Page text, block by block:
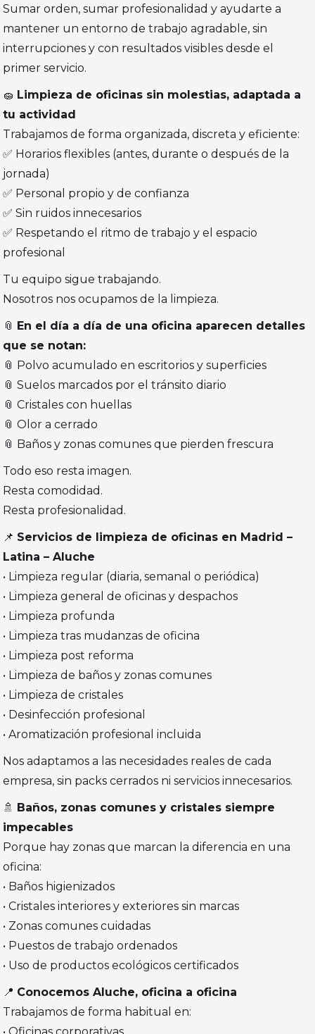
Sumar orden, sumar profesionalidad y ayudarte a
mantener un entorno de trabajo agradable, sin
interrupciones y con resultados visibles desde el
primer servicio.
🧽 Limpieza de oficinas sin molestias, adaptada a
tu actividad
Trabajamos de forma organizada, discreta y eficiente:
✅ Horarios flexibles (antes, durante o después de la
jornada)
✅ Personal propio y de confianza
✅ Sin ruidos innecesarios
✅ Respetando el ritmo de trabajo y el espacio
profesional
Tu equipo sigue trabajando.
Nosotros nos ocupamos de la limpieza.
📎 En el día a día de una oficina aparecen detalles
que se notan:
📎 Polvo acumulado en escritorios y superficies
📎 Suelos marcados por el tránsito diario
📎 Cristales con huellas
📎 Olor a cerrado
📎 Baños y zonas comunes que pierden frescura
Todo eso resta imagen.
Resta comodidad.
Resta profesionalidad.
📌 Servicios de limpieza de oficinas en Madrid –
Latina – Aluche
• Limpieza regular (diaria, semanal o periódica)
• Limpieza general de oficinas y despachos
• Limpieza profunda
• Limpieza tras mudanzas de oficina
• Limpieza post reforma
• Limpieza de baños y zonas comunes
• Limpieza de cristales
• Desinfección profesional
• Aromatización profesional incluida
Nos adaptamos a las necesidades reales de cada
empresa, sin packs cerrados ni servicios innecesarios.
🚿 Baños, zonas comunes y cristales siempre
impecables
Porque hay zonas que marcan la diferencia en una
oficina:
• Baños higienizados
• Cristales interiores y exteriores sin marcas
• Zonas comunes cuidadas
• Puestos de trabajo ordenados
• Uso de productos ecológicos certificados
📍 Conocemos Aluche, oficina a oficina
Trabajamos de forma habitual en: